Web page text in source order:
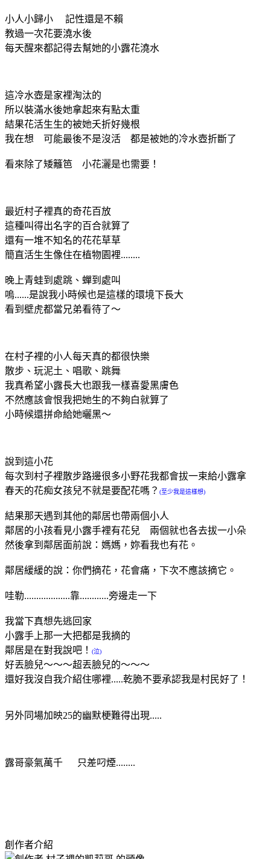
小人小歸小 記性還是不賴
教過一次花要澆水後
每天醒來都記得去幫她的小露花澆水
這冷水壺是家裡淘汰的
所以裝滿水後她拿起來有點太重
結果花活生生的被她夭折好幾根
我在想 可能最後不是沒活 都是被她的冷水壺折斷了
看來除了矮籬笆 小花灑是也需要！
最近村子裡真的奇花百放
這種叫得出名字的百合就算了
還有一堆不知名的花花草草
簡直活生生像住在植物園裡........
晚上青蛙到處跳、蟬到處叫
嗚......是說我小時候也是這樣的環境下長大
看到壁虎都當兄弟看待了～
在村子裡的小人每天真的都很快樂
散步、玩泥土、唱歌、跳舞
我真希望小露長大也跟我一樣喜愛黑膚色
不然應該會恨我把她生的不夠白就算了
小時候還拼命給她曬黑～
說到這小花
每次到村子裡散步路邊很多小野花我都會拔一束給小露拿
春天的花痴女孩兒不就是要配花嗎？ (至少我是這樣想)
結果那天遇到其他的鄰居也帶兩個小人
鄰居的小孩看見小露手裡有花兒 兩個就也各去拔一小朵
然後拿到鄰居面前說：媽媽，妳看我也有花。
鄰居緩緩的說：你們摘花，花會痛，下次不應該摘它。
哇勒...................靠............旁邊走一下
我當下真想先逃回家
小露手上那一大把都是我摘的
鄰居是在對我說吧！
(泣)
好丟臉兒～～～超丟臉兒的～～～
還好我沒自我介紹住哪裡.....乾脆不要承認我是村民好了！
另外同場加映25的幽默梗難得出現.....
露哥豪氣萬千 只差叼煙........
創作者介紹